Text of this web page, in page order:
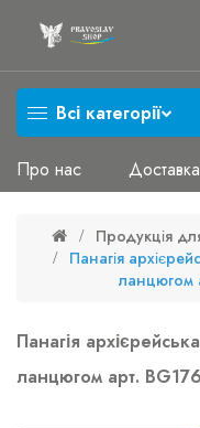
Всі категорії
Про нас
Продукція
Панагія
ланцюгом
Панагія
ланцюгом арт.